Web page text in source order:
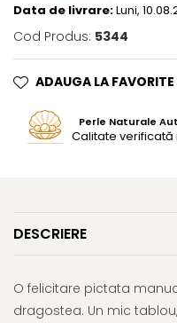
Data de livrare:Luni,
Cod Produs: 5344
ADAUGA LA FAVORITE
Perle Naturale
Calitate verificată
DESCRIERE
O felicitare pictata
dragostea. Un mic